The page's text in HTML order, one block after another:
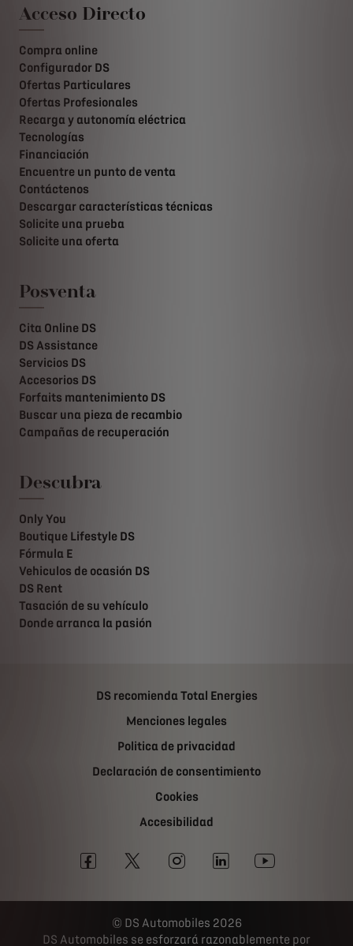
Acceso Directo
Compra online
Configurador DS
Ofertas Particulares
Ofertas Profesionales
Recarga y autonomía eléctrica
Tecnologías
Financiación
Encuentre un punto de venta
Contáctenos
Descargar características técnicas
Solicite una prueba
Solicite una oferta
Posventa
Cita Online DS
DS Assistance
Servicios DS
Accesorios DS
Forfaits mantenimiento DS
Buscar una pieza de recambio
Campañas de recuperación
Descubra
Only You
Boutique Lifestyle DS
Fórmula E
Vehiculos de ocasión DS
DS Rent
Tasación de su vehículo
Donde arranca la pasión
DS recomienda Total Energies
Menciones legales
Politica de privacidad
Declaración de consentimiento
Cookies
Accesibilidad
DS Automobiles 2026
DS Automobiles se esforzará razonablemente por